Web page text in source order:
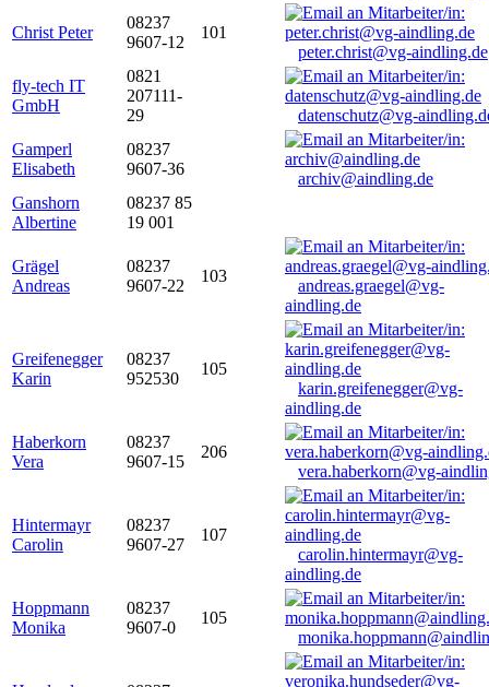
Christ Peter
08237
9607-12
101
peter.christ@vg-aindling.de
fly-tech IT
GmbH
0821
207111-
29
datenschutz@vg-
Gamperl
Elisabeth
08237
9607-36
archiv@aindling.de
Ganshorn
Albertine
08237 85
19 001
Grägel
Andreas
08237
9607-22
103
andreas.graegel@vg-
aindling.de
Greifenegger
Karin
08237
952530
105
karin.greifenegger@vg-
aindling.de
Haberkorn
Vera
08237
9607-15
206
vera.haberkorn@vg-
Hintermayr
Carolin
08237
9607-27
107
carolin.hintermayr@vg-
aindling.de
Hoppmann
Monika
08237
9607-0
105